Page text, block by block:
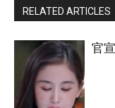
RELATED ARTICLES
官